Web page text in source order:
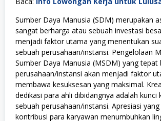
Sumber Daya Manusia (SDM) merupakan
sangat berharga atau sebuah investasi
menjadi faktor utama yang menentukan
sebuah perusahaan/instansi. Pengelolaan
Sumber Daya Manusia (MSDM) yang tepat
perusahaan/instansi akan menjadi faktor
membawa kesuksesan yang maksimal.
dedikasi para ahli dibidangnya adalah kunci
sebuah perusahaan/instansi. Apresiasi
kontribusi para karyawan menumbuhkan